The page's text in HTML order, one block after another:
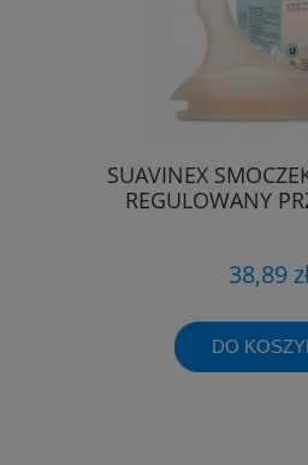
SUAVINEX
REGULOWANY
38,89
DO